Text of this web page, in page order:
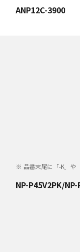
ANP12C-3900
品番末尾に「-K」や
NP-P45V2PK/NP-